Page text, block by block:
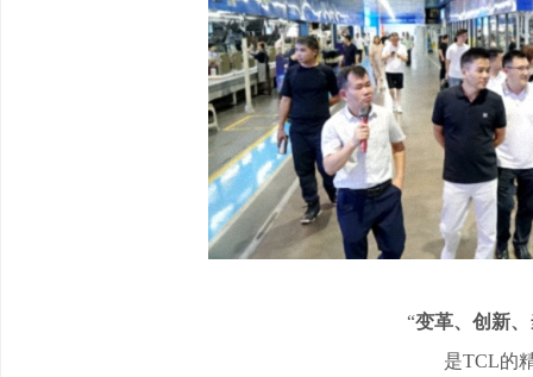
“变革、创新
是TCL的